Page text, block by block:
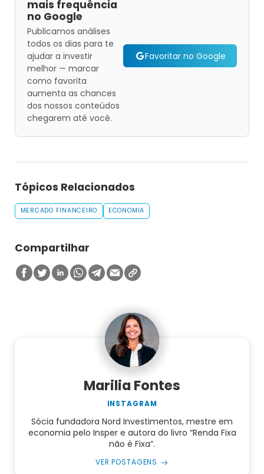
mais frequência
no Google
Publicamos análises
todos os dias para te
ajudar a investir
melhor — marcar
como favorita
aumenta as chances
dos nossos conteúdos
chegarem até você.
Favoritar no Google
Tópicos Relacionados
MERCADO FINANCEIRO ECONOMIA
Compartilhar
Marilia Fontes
INSTAGRAM
Sócia fundadora Nord Investimentos, mestre em
economia pelo Insper e autora do livro “Renda Fixa
não é Fixa”.
VER POSTAGENS